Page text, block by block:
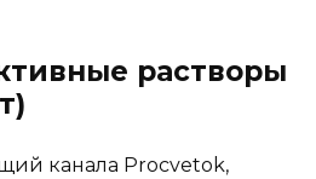
растворы
канала Procvetok,